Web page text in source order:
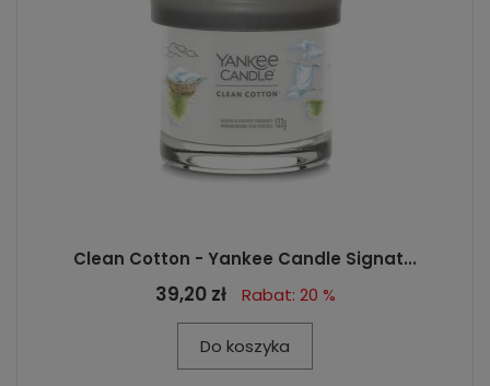
Clean Cotton - Yankee Candle Signat...
39,20 zł Rabat: 20 %
Do koszyka